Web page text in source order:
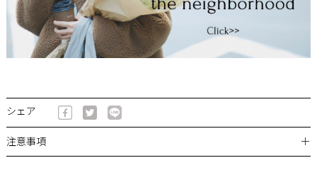
シェア
注意事項 ＋